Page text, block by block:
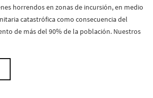
horrendos en zonas de incursión, en medio
catastrófica como consecuencia del
de más del 90% de la población. Nuestros